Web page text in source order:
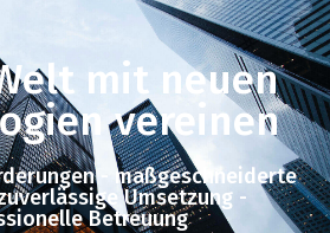
mit neuen
vereinen
- maßgeschneiderte
Umsetzung -
Betreuung